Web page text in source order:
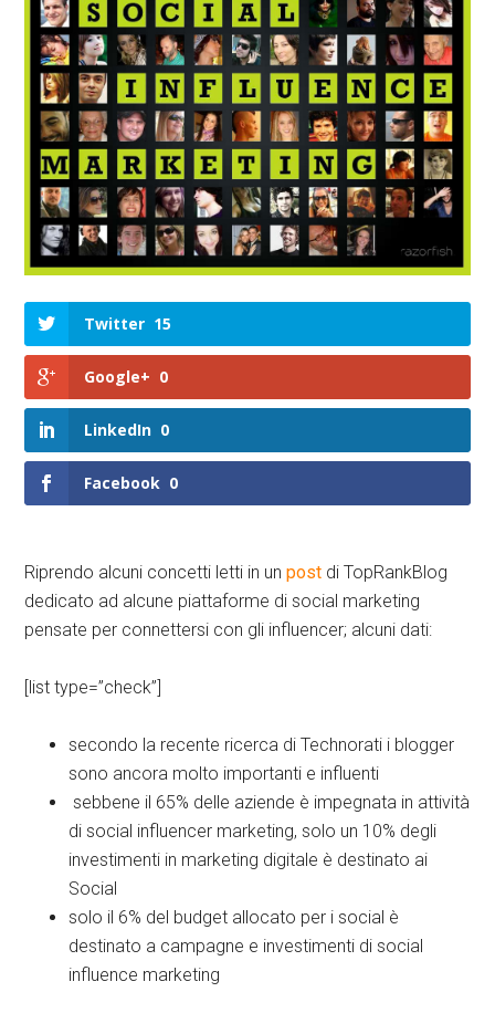
Twitter 15
Google+ 0
LinkedIn 0
Facebook 0
Riprendo alcuni concetti letti in unpost di TopRankBlog
dedicato ad alcune piattaforme di social marketing
pensate per connettersi con gli influencer; alcuni dati:
[list type=”check”]
secondo la recente ricerca di Technorati i blogger
sono ancora molto importanti e influenti
sebbene il 65% delle aziende è impegnata in attività
di social influencer marketing, solo un 10% degli
investimenti in marketing digitale è destinato ai
Social
solo il 6% del budget allocato per i social è
destinato a campagne e investimenti di social
influence marketing